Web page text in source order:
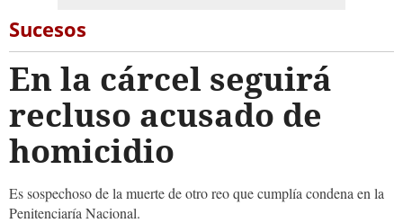
Sucesos
En la cárcel seguirá
recluso acusado de
homicidio
Es sospechoso de la muerte de otro reo que cumplía condena en la
Penitenciaría Nacional.